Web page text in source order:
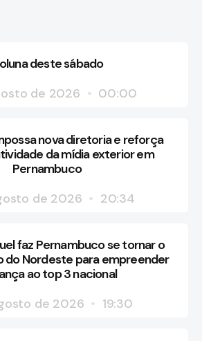
deste sábado
de 2026
00:00
nova diretoria e reforça
da mídia exterior em
Pernambuco
de 2026
20:34
faz Pernambuco se tornar o
do Nordeste para empreender
ao top 3 nacional
de 2026
19:30